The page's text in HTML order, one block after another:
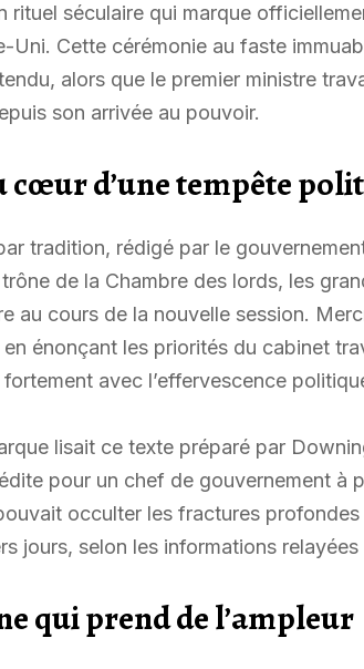
rituel séculaire qui marque
Uni. Cette cérémonie au faste
alors que le premier ministre
son arrivée au pouvoir.
d’une tempête
tradition, rédigé par le
de la Chambre des lords, les
au cours de la nouvelle session.
énonçant les priorités du cabinet
avec l’effervescence
lisait ce texte préparé par
pour un chef de gouvernement à
occulter les fractures
jours, selon les informations
qui prend de l’ampleur